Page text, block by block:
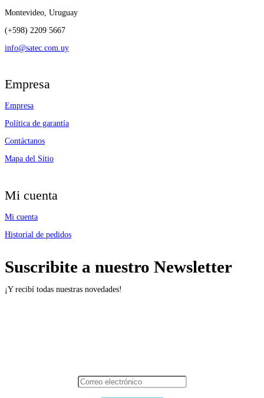
Montevideo, Uruguay
(+598) 2209 5667
info@satec.com.uy
Empresa
Empresa
Política de garantía
Contáctanos
Mapa del Sitio
Mi cuenta
Mi cuenta
Historial de pedidos
Suscribite a nuestro Newsletter
¡Y recibí todas nuestras novedades!